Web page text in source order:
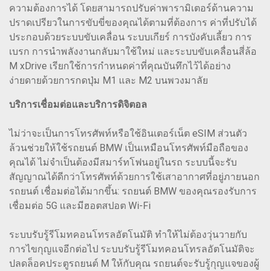
ความต้องการได้ โดยสามารถปรับค่าพารามิเตอร์ด้านความ
ปราดเปรียวในการขับขี่ของคุณได้ตามที่ต้องการ ค่าที่ปรับได้
ประกอบด้วยระบบขับเคลื่อน ระบบเกียร์ การบังคับเลี้ยว การ
เบรก การนำพลังงานกลับมาใช้ใหม่ และระบบขับเคลื่อนสี่ล้อ
M xDrive เรียกใช้การกำหนดค่าที่คุณบันทึกไว้ได้อย่าง
ง่ายดายด้วยการกดปุ่ม M1 และ M2 บนพวงมาลัย
บริการเชื่อมต่อและบริการดิจิตอล
ไม่ว่าจะเป็นการโทรศัพท์หรือใช้อินเตอร์เน็ต eSIM ส่วนตัว
ล้วนช่วยให้ใช้รถยนต์ BMW เป็นเหมือนโทรศัพท์มือถือของ
คุณได้ ไม่จำเป็นต้องมีสมาร์ทโฟนอยู่ในรถ ระบบนี้จะรับ
สัญญาณได้ดีกว่าโทรศัพท์ด้วยการใช้เสาอากาศที่อยู่ภายนอก
รถยนต์ เชื่อมต่อได้มากขึ้น: รถยนต์ BMW ของคุณรองรับการ
เชื่อมต่อ 5G และมีฮอตสปอต Wi-Fi
ระบบรับรู้รีโมทคอนโทรลอัตโนมัติ ทำให้ไม่ต้องวุ่นวายกับ
การไขกุญแจอีกต่อไป ระบบรับรู้รีโมทคอนโทรลอัตโนมัติจะ
ปลดล็อคประตูรถยนต์ M ให้กับคุณ รถยนต์จะรับรู้กุญแจของผู้